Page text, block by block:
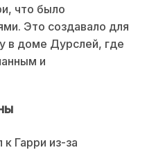
что было
Это создавало для
в доме Дурслей, где
и
Гарри из-за